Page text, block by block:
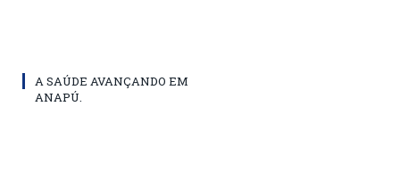
A SAÚDE AVANÇANDO EM
ANAPÚ.